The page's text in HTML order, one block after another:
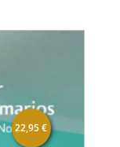
22,95€